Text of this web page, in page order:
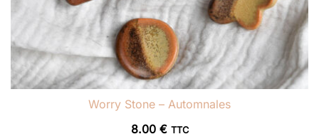
Worry Stone – Automnales
8.00 € TTC